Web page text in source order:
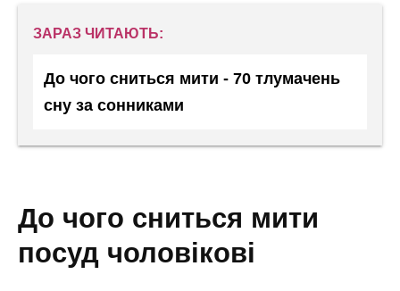
ЗАРАЗ ЧИТАЮТЬ:
До чого сниться мити - 70 тлумачень
сну за сонниками
до чого сниться мити
посуд чоловікові